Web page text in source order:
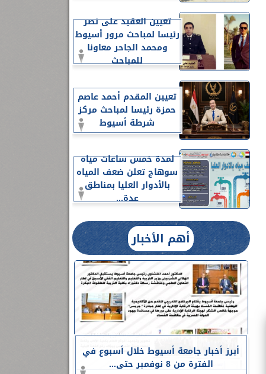
تعيين العقيد على نصر
رئيسا لمباحث مرور أسيوط
ومحمد الجاحر معاونا
للمباحث
تعيين المقدم أحمد عاصم
حمزة رئيسا لمباحث مركز
شرطة أسيوط
لمدة خمس ساعات مياه
سوهاج تعلن ضعف المياه
بالأدوار العليا بمناطق
عدة...
أهم الأخبار
أبرز أخبار جامعة أسيوط خلال أسبوع في
الفترة من 8 نوفمبر حتى...